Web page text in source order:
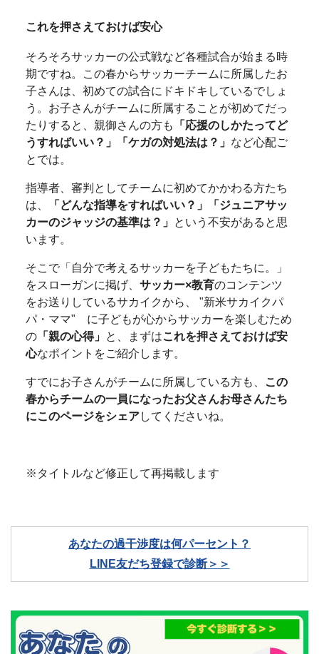
これを押さえておけば安心
そろそろサッカーの公式戦など各種試合が始まる時
期ですね。この春からサッカーチームに所属したお
子さんは、初めての試合にドキドキしているでしょ
う。お子さんがチームに所属することが初めてだっ
たりすると、親御さんの方も
「応援のしかたってど
うすればいい？」「ケガの対処法は？」 など心配ご
とでは。
指導者、審判としてチームに初めてかかわる方たち
は、
「どんな指導をすればいい？」「ジュニアサッ
カーのジャッジの基準は？」 という不安があると思
います。
そこで「自分で考えるサッカーを子どもたちに。」
をスローガンに掲げ、 サッカー×教育のコンテンツ
をお送りしているサカイクから、 "新米サカイクパ
パ・ママ" に子どもが心からサッカーを楽しむため
の「親の心得」 と、まずはこれを押さえておけば安
心なポイントをご紹介します。
すでにお子さんがチームに所属している方も、
この
春からチームの一員になったお父さんお母さんたち
にこのページをシェアしてくださいね。
※タイトルなど修正して再掲載します
あなたの過干渉度は何パーセント？
LINE友だち登録で診断＞＞